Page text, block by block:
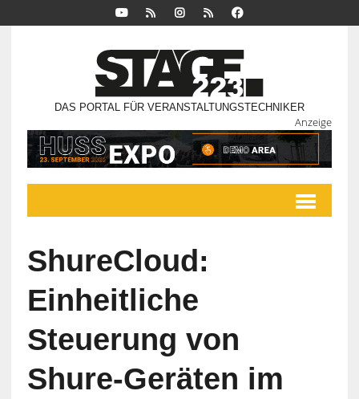
DAS PORTAL FÜR VERANSTALTUNGSTECHNIKER
Anzeige
ShureCloud:
Einheitliche
Steuerung von
Shure-Geräten im